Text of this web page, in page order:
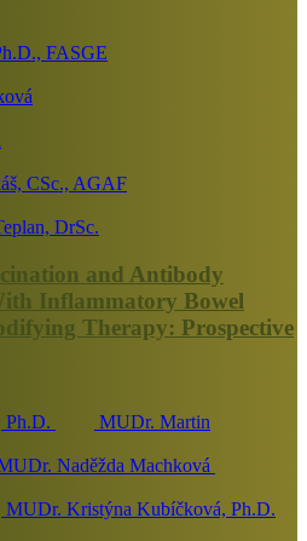
FASGE
CSc., AGAF
DrSc.
and Antibody
Inflammatory Bowel
Therapy: Prospective
Ph.D. MUDr. Martin
Naděžda Machková
MUDr. Kristýna Kubíčková, Ph.D.